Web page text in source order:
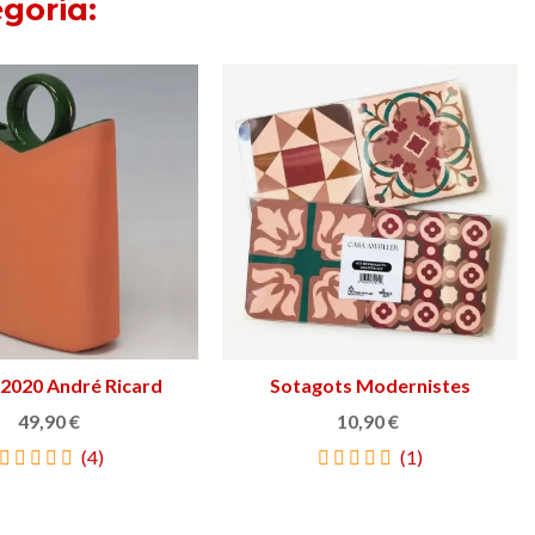
Afegir a la cistella
Panot de suro
20,95 €
Triar opció
Individuals Hidraulik
24,00 €